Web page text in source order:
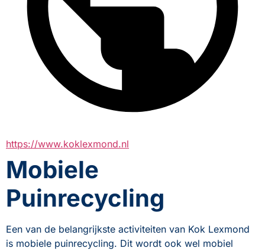
https://www.koklexmond.nl
Mobiele
Puinrecycling
Een van de belangrijkste activiteiten van Kok Lexmond
is mobiele puinrecycling. Dit wordt ook wel mobiel